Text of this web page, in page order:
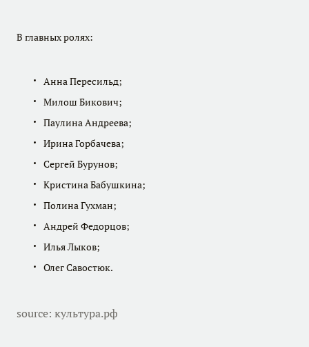
В главных ролях:
Анна Пересильд;
Милош Бикович;
Паулина Андреева;
Ирина Горбачева;
Сергей Бурунов;
Кристина Бабушкина;
Полина Гухман;
Андрей Федорцов;
Илья Лыков;
Олег Савостюк.
source: культура.рф